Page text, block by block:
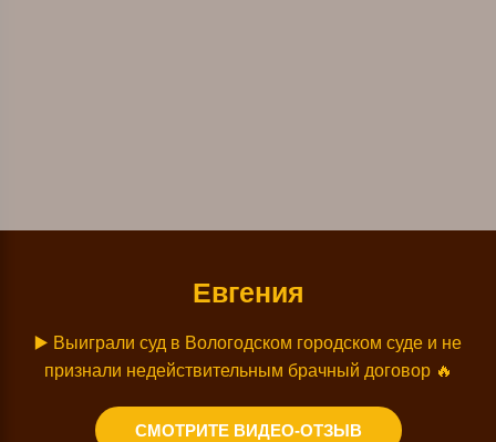
Евгения
▶️ Выиграли суд в Вологодском городском суде и не
признали недействительным брачный договор 🔥
СМОТРИТЕ ВИДЕО-ОТЗЫВ